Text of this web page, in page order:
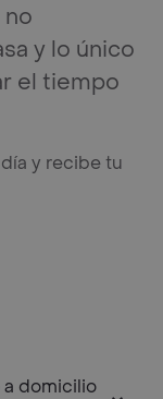
y lo único
el tiempo
y recibe tu
a domicilio